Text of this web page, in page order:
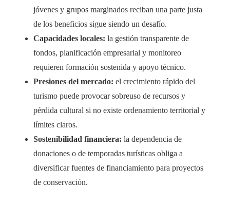
jóvenes y grupos marginados reciban una parte justa
de los beneficios sigue siendo un desafío.
Capacidades locales: la gestión transparente de
fondos, planificación empresarial y monitoreo
requieren formación sostenida y apoyo técnico.
Presiones del mercado: el crecimiento rápido del
turismo puede provocar sobreuso de recursos y
pérdida cultural si no existe ordenamiento territorial y
límites claros.
Sostenibilidad financiera: la dependencia de
donaciones o de temporadas turísticas obliga a
diversificar fuentes de financiamiento para proyectos
de conservación.